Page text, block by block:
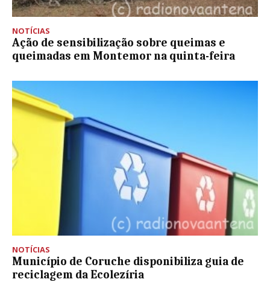
NOTÍCIAS
Ação de sensibilização sobre queimas e
queimadas em Montemor na quinta-feira
NOTÍCIAS
Município de Coruche disponibiliza guia de
reciclagem da Ecolezíria